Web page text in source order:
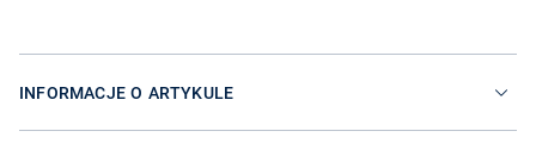
INFORMACJE O ARTYKULE